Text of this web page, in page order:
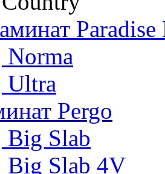
Paradise
Norma
Ultra
Pergo
Big Slab
Big Slab 4V